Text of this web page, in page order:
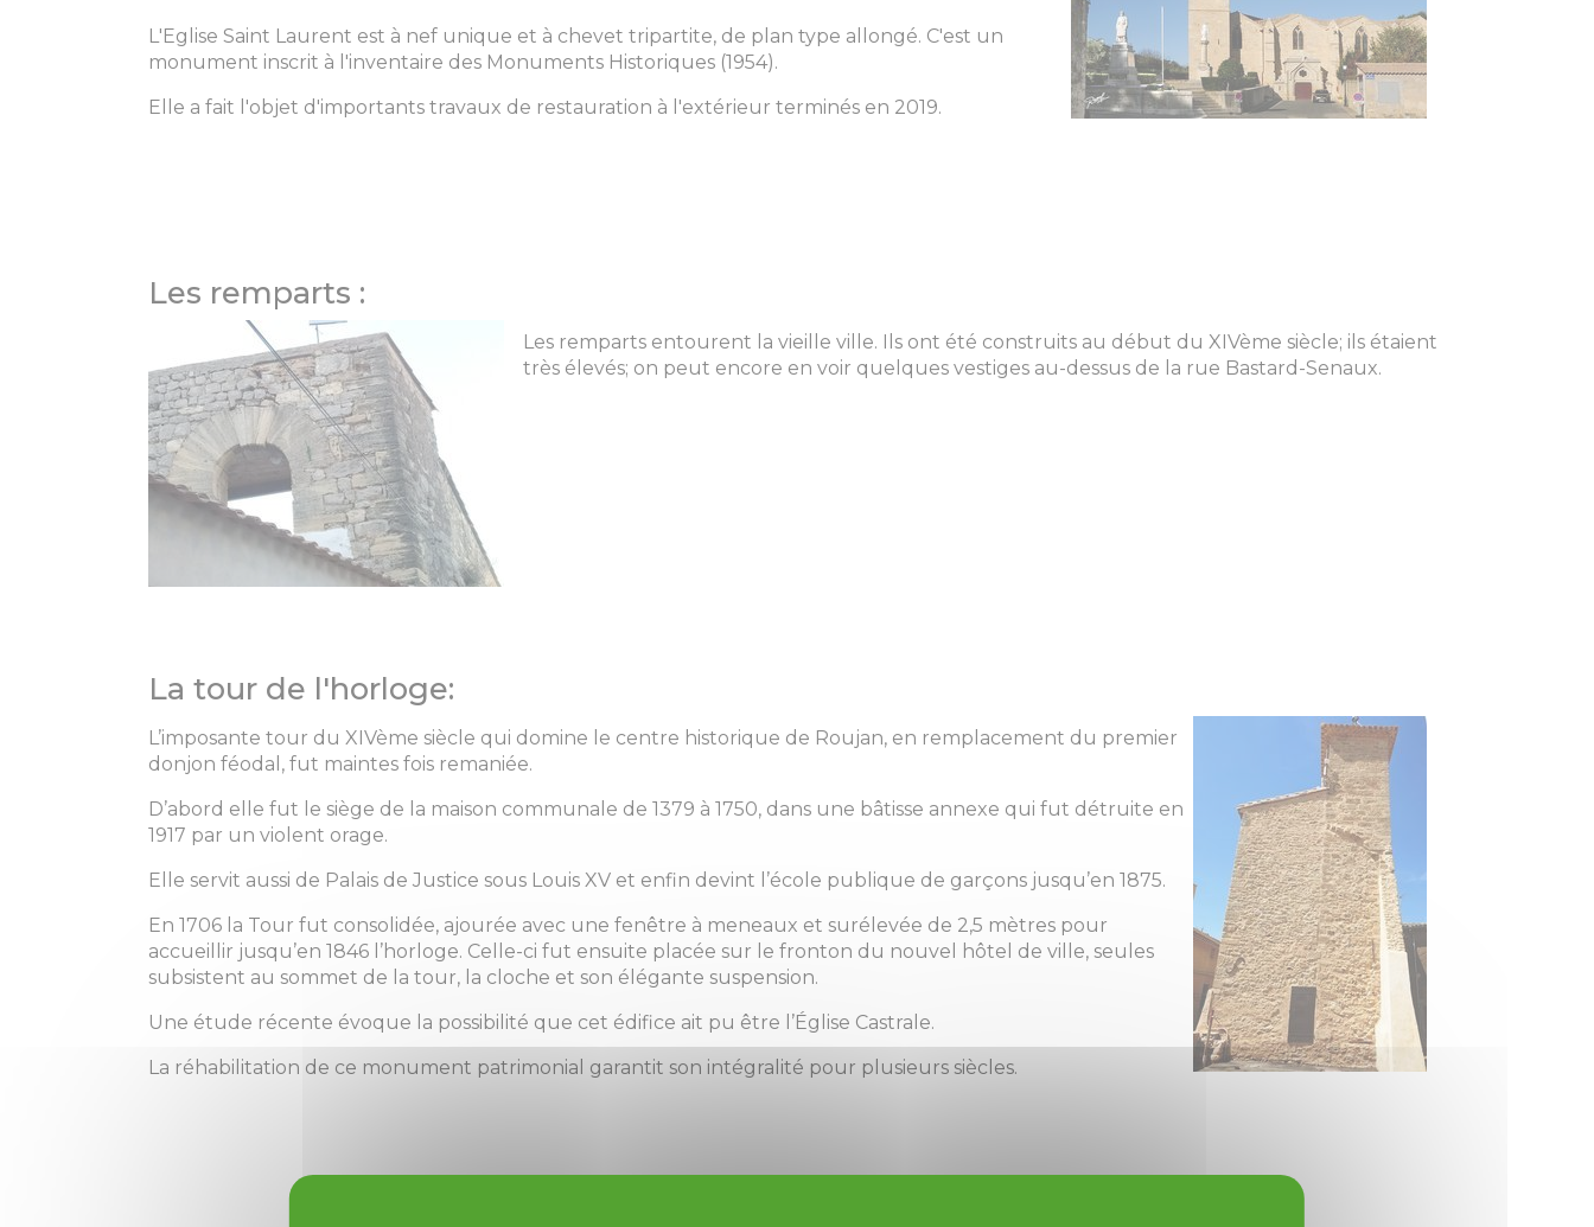
L'Eglise Saint Laurent est à nef unique et à chevet tripartite, de plan type allongé. C'est un
monument inscrit à l'inventaire des Monuments Historiques (1954).
Elle a fait l'objet d'importants travaux de restauration à l'extérieur terminés en 2019.
Les remparts :
Les remparts entourent la vieille ville. Ils ont été construits au début du XIVème siècle; ils étaient
très élevés; on peut encore en voir quelques vestiges au-dessus de la rue Bastard-Senaux.
La tour de l'horloge:
L’imposante tour du XIVème siècle qui domine le centre historique de Roujan, en remplacement du premier
donjon féodal, fut maintes fois remaniée.
D’abord elle fut le siège de la maison communale de 1379 à 1750, dans une bâtisse annexe qui fut détruite en
1917 par un violent orage.
Elle servit aussi de Palais de Justice sous Louis XV et enfin devint l’école publique de garçons jusqu’en 1875.
En 1706 la Tour fut consolidée, ajourée avec une fenêtre à meneaux et surélevée de 2,5 mètres pour
accueillir jusqu’en 1846 l’horloge. Celle-ci fut ensuite placée sur le fronton du nouvel hôtel de ville, seules
subsistent au sommet de la tour, la cloche et son élégante suspension.
Une étude récente évoque la possibilité que cet édifice ait pu être l’Église Castrale.
La réhabilitation de ce monument patrimonial garantit son intégralité pour plusieurs siècles.